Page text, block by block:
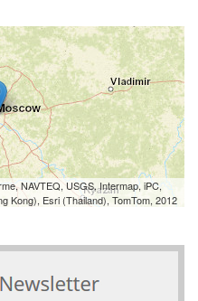
NAVTEQ, USGS, Intermap, iPC,
Kong), Esri (Thailand), TomTom, 2012